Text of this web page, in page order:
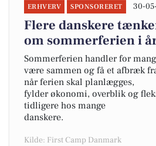
ERHVERV SPONSORERET 30-
Flere danskere
om sommerferien i
Sommerferien handler for
være sammen og få et afbræk
når ferien skal planlægges,
fylder økonomi, overblik og
tidligere hos mange
danskere.
Kilde: First Camp Danmark